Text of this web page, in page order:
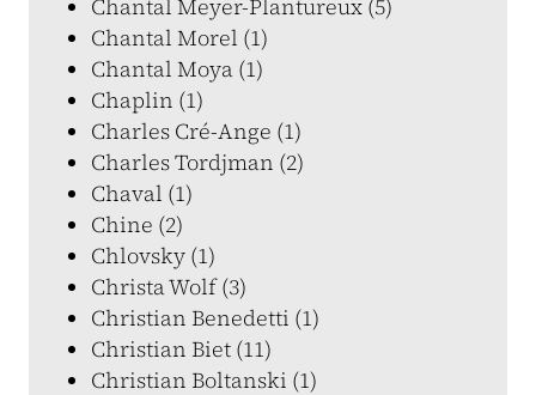
Chantal Meyer-Plantureux (5)
Chantal Morel (1)
Chantal Moya (1)
Chaplin (1)
Charles Cré-Ange (1)
Charles Tordjman (2)
Chaval (1)
Chine (2)
Chlovsky (1)
Christa Wolf (3)
Christian Benedetti (1)
Christian Biet (11)
Christian Boltanski (1)